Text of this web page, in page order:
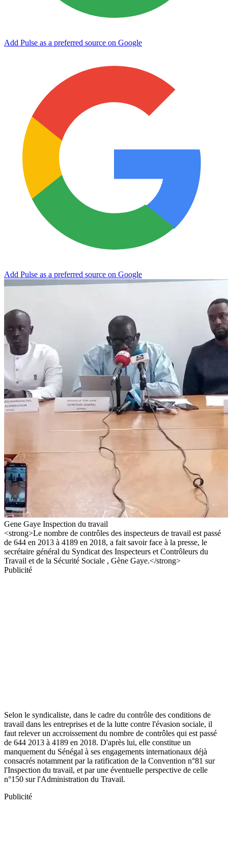
Add Pulse as a preferred source on Google
Add Pulse as a preferred source on Google
Gene Gaye Inspection du travail
<strong>Le nombre de contrôles des inspecteurs de travail est passé
de 644 en 2013 à 4189 en 2018, a fait savoir face à la presse, le
secrétaire général du Syndicat des Inspecteurs et Contrôleurs du
Travail et de la Sécurité Sociale , Gène Gaye.</strong>
Publicité
Selon le syndicaliste, dans le cadre du contrôle des conditions de
travail dans les entreprises et de la lutte contre l'évasion sociale, il
faut relever un accroissement du nombre de contrôles qui est passé
de 644 2013 à 4189 en 2018. D'après lui, elle constitue un
manquement du Sénégal à ses engagements internationaux déjà
consacrés notamment par la ratification de la Convention n°81 sur
l'Inspection du travail, et par une éventuelle perspective de celle
n°150 sur l'Administration du Travail.
Publicité